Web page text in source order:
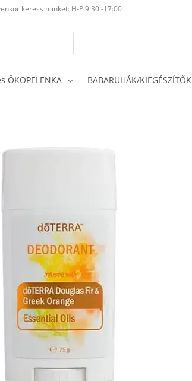
keress minket: H-P 9:30 -17:00
ÖKOPELENKA BABARUHÁK/KIEGÉSZÍTŐK